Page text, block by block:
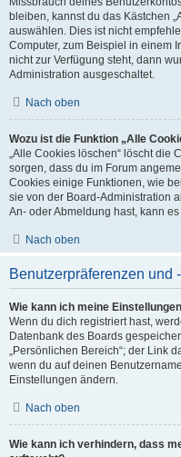
bleiben, kannst du das Kästchen
auswählen. Dies ist nicht
Computer, zum Beispiel in einem
nicht zur Verfügung steht, dann
Administration ausgeschaltet.
Nach oben
Wozu ist die Funktion „Alle
„Alle Cookies löschen“ löscht die
sorgen, dass du im Forum
Cookies einige Funktionen, wie
sie von der Board-Administration
An- oder Abmeldung hast, kann
Nach oben
Benutzerpräferenzen und
Wie kann ich meine
Wenn du dich registriert hast,
Datenbank des Boards
„Persönlichen Bereich“; der Link
wenn du auf deinen
Einstellungen ändern.
Nach oben
Wie kann ich verhindern, dass